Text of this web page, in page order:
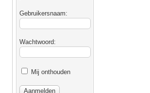
Gebruikersnaam:
Wachtwoord:
Mij onthouden